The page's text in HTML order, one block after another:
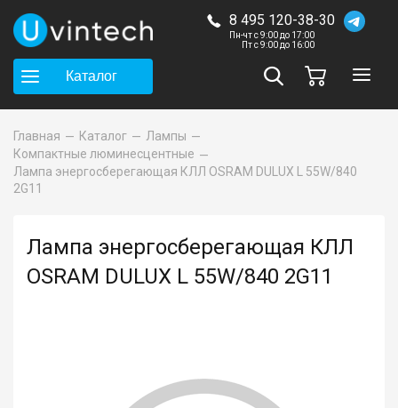
8 495 120-38-30
Пн-чт с 9:00 до 17:00
Пт с 9:00 до 16:00
Каталог
Главная Каталог
Лампы
Компактные люминесцентные
Лампа энергосберегающая КЛЛ OSRAM DULUX L 55W/840
2G11
Лампа энергосберегающая КЛЛ
OSRAM DULUX L 55W/840 2G11